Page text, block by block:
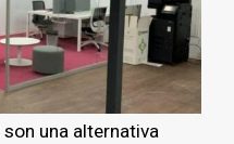
son una alternativa